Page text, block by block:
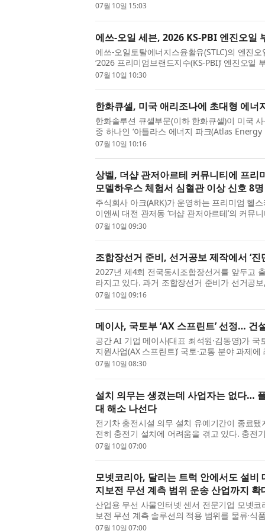
시에 위치한 웨더뉴스 본사에서 HD현대마린
07월 10일 15:03
에쓰-오일 세븐, 2026 KS-PBI 엔진오일
에쓰-오일토탈에너지스윤활유(STLC)의 엔진오
‘2026 프리미엄브랜드지수(KS-PBI)’ 엔진오
리미엄브랜드지수(KS-PBI)는 한국표준협회와
07월 10일 10:30
한화큐셀, 미국 애리조나에 초대형 에너
한화솔루션 큐셀부문(이하 한화큐셀)이 미국
중 하나인 ‘아틀라스 에너지 파크(Atlas Energy
하고 이 중 일부 자산의 매각을 최근 완료했다.
07월 10일 10:16
상벨, 더샵 관저아르테 커뮤니티에 프
모델하우스 체험서 심혈관 이상 신호 8
주식회사 아크(ARK)가 운영하는 프리미엄 헬
이앤씨 대전 관저동 ‘더샵 관저아르테’의 커뮤
분석, 심박변이도 측정, 혈관탄성도 검사 등 정
07월 10일 09:30
조합장선거 준비, 선거공보 제작에서 ‘진
2027년 제4회 전국동시조합장선거를 앞두고
라지고 있다. 과거 조합장선거 준비가 선거공
심으로 진행됐다면 최근에는 후보자의 현재 위
07월 10일 09:16
메이사, 국토부 ‘AX 스프린트’ 선정…
공간 AI 기업 메이사(대표 최석원·김동영)가 국
지원사업(AX 스프린트)’ 국토·교통 분야 과제
트’는 정부 11개 관계부처가 합동으로 추진하
07월 10일 08:30
설치 의무는 생겼는데 사업자는 없다…
대 해소 나선다
전기차 충전시설 의무 설치 유예기간이 종료
전히 충전기 설치에 어려움을 겪고 있다. 충전
유로 충전사업자를 찾지 못하는 사례가 이어지
07월 10일 07:00
모넷코리아, 달리는 트럭 안에서도 설
지보전 무선 계측 범위 운송 산업까지 확
산업용 무선 사물인터넷 센서 전문기업 모넷
보전 무선 계측 솔루션의 적용 범위를 물류·식
전반까지 본격 확대한다고 밝혔다. 이번 확대
07월 10일 07:00